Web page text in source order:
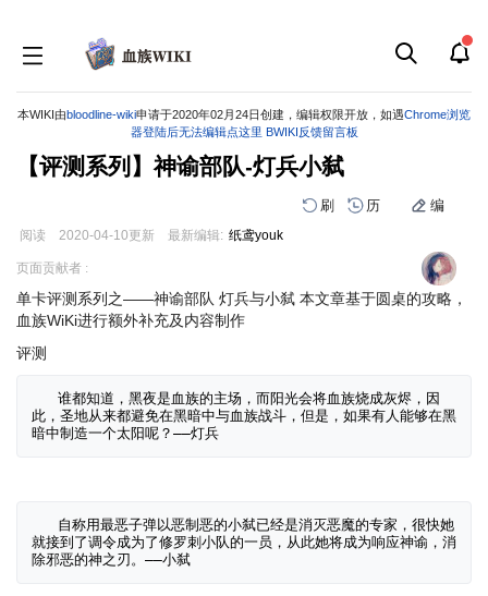
本WIKI由bloodline-wiki申请于2020年02月24日创建，编辑权限开放，如遇Chrome浏览
器登陆后无法编辑点这里 BWIKI反馈留言板
【评测系列】神谕部队-灯兵小弑
刷 历 编
阅读 2020-04-10更新 最新编辑: 纸鸢youk
跳
导
航
跳
搜
索
页面贡献者 :
单卡评测系列之——神谕部队 灯兵与小弑 本文章基于圆桌的攻略，
血族WiKi进行额外补充及内容制作
评测
此，圣地从来都避免在黑暗中与血族战斗，但是，如果有人能够在黑
就接到了调令成为了修罗刺小队的一员，从此她将成为响应神谕，消